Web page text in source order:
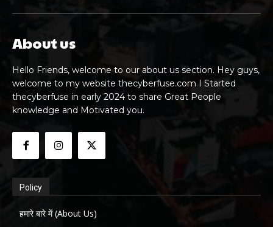
About us
Hello Friends, welcome to our about us section. Hey guys,
welcome to my website thecyberfuse.com I Started
thecyberfuse in early 2024 to share Great People
knowledge and Motivated you.
Policy
हमारे बारे में (About Us)